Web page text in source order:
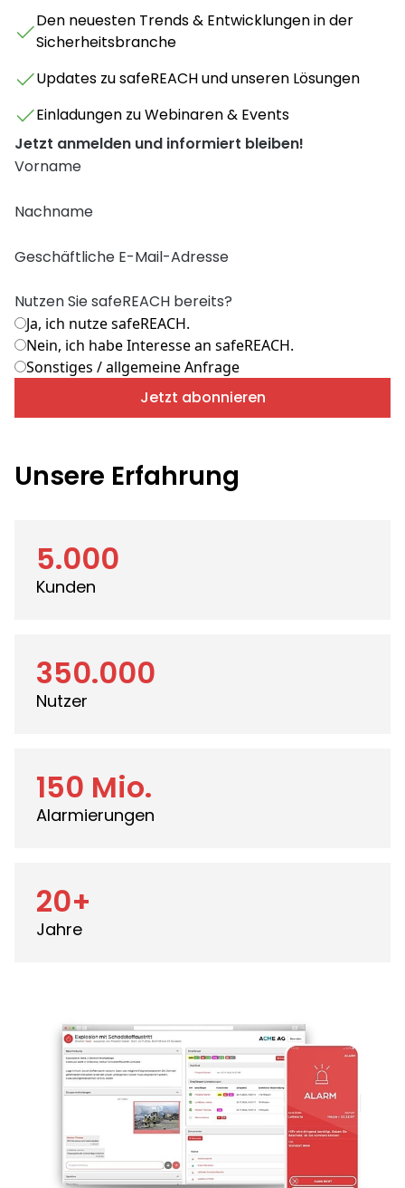
Den neuesten Trends & Entwicklungen in der
Sicherheitsbranche
Updates zu safeREACH und unseren Lösungen
Einladungen zu Webinaren & Events
Jetzt anmelden und informiert bleiben!
Vorname
Nachname
Geschäftliche E-Mail-Adresse
Nutzen Sie safeREACH bereits?
Ja, ich nutze safeREACH.
Nein, ich habe Interesse an safeREACH.
Sonstiges / allgemeine Anfrage
Jetzt abonnieren
Unsere Erfahrung
5.000
Kunden
350.000
Nutzer
150 Mio.
Alarmierungen
20+
Jahre